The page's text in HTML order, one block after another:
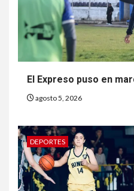
El Expreso puso en
agosto 5, 2026
DEPORTES